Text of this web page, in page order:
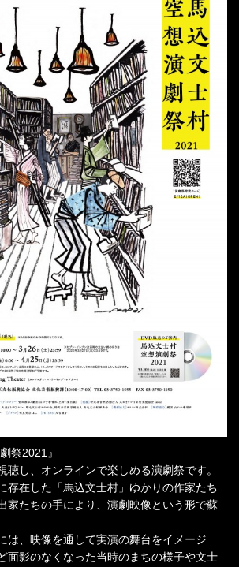
祭2021』
聴し、オンラインで楽しめる演劇祭です。
存在した「馬込文士村」ゆかりの作家たち
家たちの手により、演劇映像という形で蘇
は、映像を通して実演の舞台をイメージ
面影のなくなった当時のまちの様子や文士